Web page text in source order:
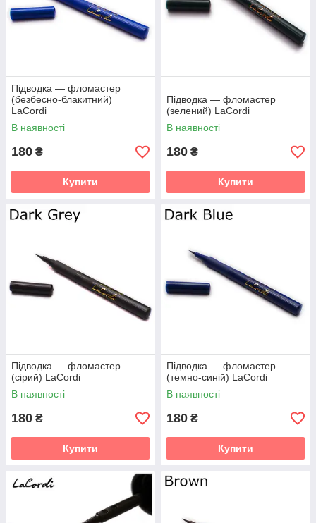
Підводка — фломастер
(безбесно-блакитний)
LaCordi
В наявності
180 ₴
Купити
Підводка — фломастер
(зелений) LaCordi
В наявності
180 ₴
Купити
Підводка — фломастер
(сірий) LaCordi
В наявності
180 ₴
Купити
Підводка — фломастер
(темно-синій) LaCordi
В наявності
180 ₴
Купити